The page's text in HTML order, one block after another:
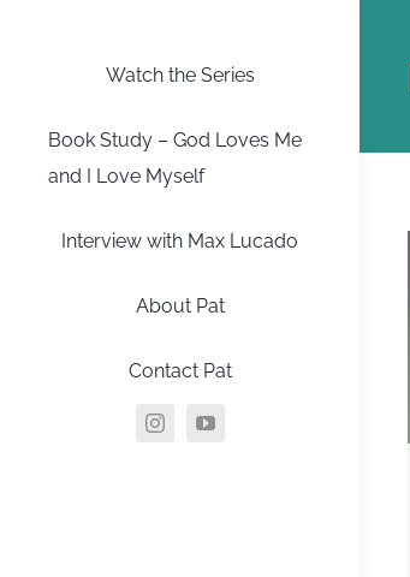
Watch the Series
Book Study – God Loves Me
and I Love Myself
Interview with Max Lucado
About Pat
Contact Pat